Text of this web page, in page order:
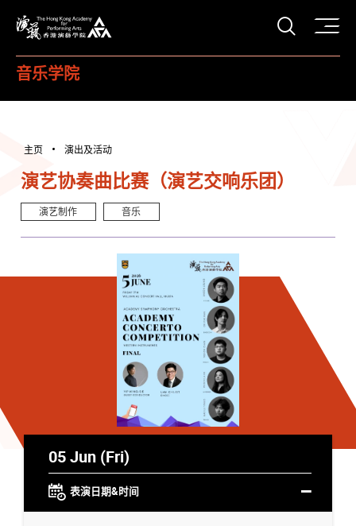
打开
音乐学院
主页 演出及活动
演艺协奏曲比赛（演艺交响乐团）
演艺制作 音乐
05 Jun (Fri)
表演日期&时间